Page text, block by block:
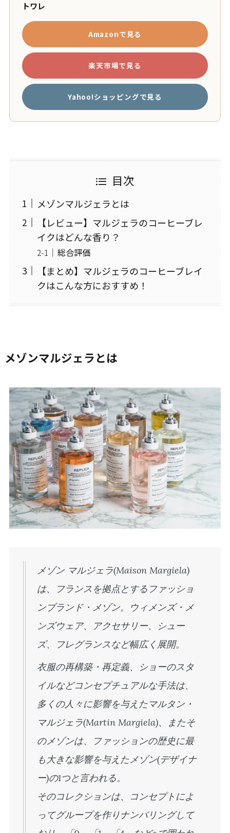
トワレ
Amazonで見る
楽天市場で見る
Yahoo!ショッピングで見る
目次
メゾンマルジェラとは
【レビュー】マルジェラのコーヒーブレ
イクはどんな香り？
総合評価
【まとめ】マルジェラのコーヒーブレイ
クはこんな方におすすめ！
メゾンマルジェラとは
メゾン マルジェラ(Maison Margiela)
は、フランスを拠点とするファッショ
ンブランド・メゾン。ウィメンズ・メ
ンズウェア、アクセサリー、シュー
ズ、フレグランスなど幅広く展開。
衣服の再構築・再定義、ショーのスタ
イルなどコンセプチュアルな手法は、
多くの人々に影響を与えたマルタン・
マルジェラ(Martin Margiela)、またそ
のメゾンは、ファッションの歴史に最
も大きな影響を与えたメゾン(デザイナ
ー)の1つと言われる。
そのコレクションは、コンセプトによ
ってグループを作りナンバリングして